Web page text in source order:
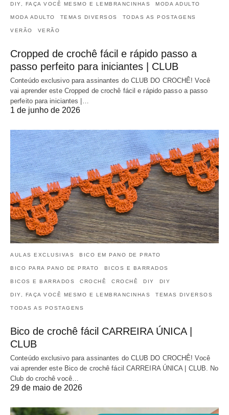
DIY, FAÇA VOCÊ MESMO E LEMBRANCINHAS MODA ADULTO
MODA ADULTO TEMAS DIVERSOS TODAS AS POSTAGENS
VERÃO VERÃO
Cropped de crochê fácil e rápido passo a
passo perfeito para iniciantes | CLUB
Conteúdo exclusivo para assinantes do CLUB DO CROCHÊ! Você
vai aprender este Cropped de crochê fácil e rápido passo a passo
perfeito para iniciantes |…
1 de junho de 2026
AULAS EXCLUSIVAS BICO EM PANO DE PRATO
BICO PARA PANO DE PRATO BICOS E BARRADOS
BICOS E BARRADOS CROCHÊ CROCHÊ DIY DIY
DIY, FAÇA VOCÊ MESMO E LEMBRANCINHAS TEMAS DIVERSOS
TODAS AS POSTAGENS
Bico de crochê fácil CARREIRA ÚNICA |
CLUB
Conteúdo exclusivo para assinantes do CLUB DO CROCHÊ! Você
vai aprender este Bico de crochê fácil CARREIRA ÚNICA | CLUB. No
Club do crochê você…
29 de maio de 2026